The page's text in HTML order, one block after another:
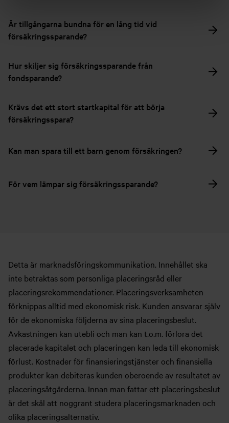
Är tillgångarna bundna för en lång tid vid
försäkringssparande?
Hur skiljer sig försäkringssparande från
fondsparande?
Krävs det ett stort startkapital för att börja
försäkringsspara?
Kan man spara till ett barn genom försäkringen?
För vem lämpar sig försäkringssparande?
Detta är marknadsföringskommunikation. Innehållet ska
inte betraktas som personliga placeringsråd eller
placeringsrekommendationer. Placeringsverksamheten
förknippas alltid med ekonomisk risk. Kunden ansvarar själv
för de ekonomiska följderna av sina placeringsbeslut.
Avkastningen kan utebli och man kan t.o.m. förlora det
placerade kapitalet och placeringen kan leda till ekonomisk
förlust. Kostnader för finansieringstjänster och finansiella
produkter kan debiteras kunden oberoende av resultatet av
placeringsåtgärderna. Innan man fattar ett placeringsbeslut
är det skäl att noggrant studera placeringsmarknaden och
olika placeringsalternativ.